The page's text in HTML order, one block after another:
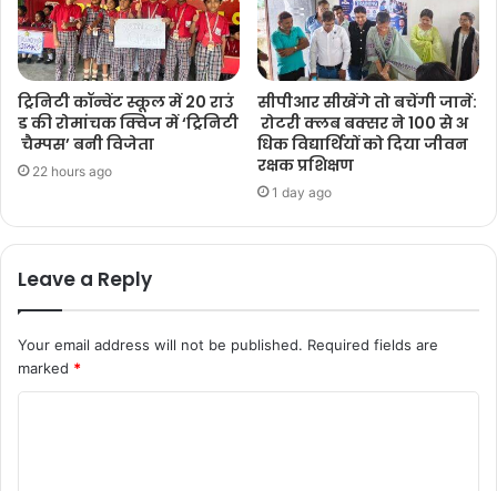
ट्रिनिटी कॉन्वेंट स्कूल में 20 राउं
ड की रोमांचक क्विज में ‘ट्रिनिटी
चैम्पस’ बनी विजेता
22 hours ago
सीपीआर सीखेंगे तो बचेंगी जानें:
रोटरी क्लब बक्सर ने 100 से अ
धिक विद्यार्थियों को दिया जीवन
रक्षक प्रशिक्षण
1 day ago
Leave a Reply
Your email address will not be published. Required fields are
marked *